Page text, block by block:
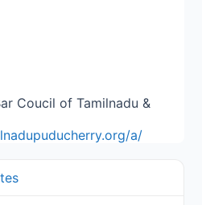
Coucil of Tamilnadu &
a/